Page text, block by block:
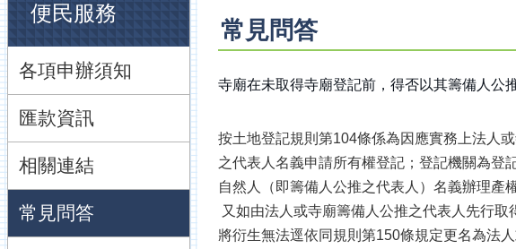
便民服務
各項申辦須知
匯款資訊
相關連結
常見問答
常見問答
寺廟在未取得寺廟登記前，得否以其籌備人公
按土地登記規則第104條係為因應實務上法人
之代表人名義申請所有權登記；登記機關為登
自然人（即籌備人公推之代表人）名義辦理產
又如由法人或寺廟籌備人公推之代表人先行
將衍生無法逕依同規則第150條規定更名為法